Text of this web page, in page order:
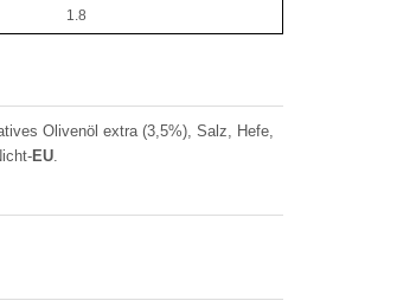
1.8
Olivenöl extra (3,5%), Salz, Hefe,
EU.